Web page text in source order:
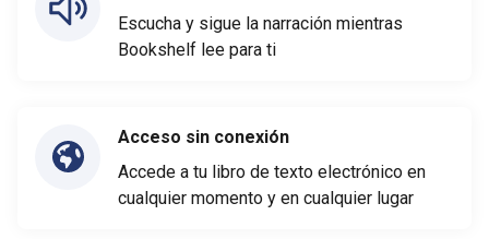
Escucha y sigue la narración mientras
Bookshelf lee para ti
Acceso sin conexión
Accede a tu libro de texto electrónico en
cualquier momento y en cualquier lugar